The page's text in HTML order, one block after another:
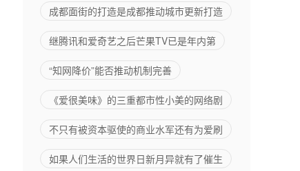
成都面街的打造是成都推动城市更新打造
继腾讯和爱奇艺之后芒果TV已是年内第
“知网降价”能否推动机制完善
《爱很美味》的三重都市性小美的网络剧
不只有被资本驱使的商业水军还有为爱刷
如果人们生活的世界日新月异就有了催生